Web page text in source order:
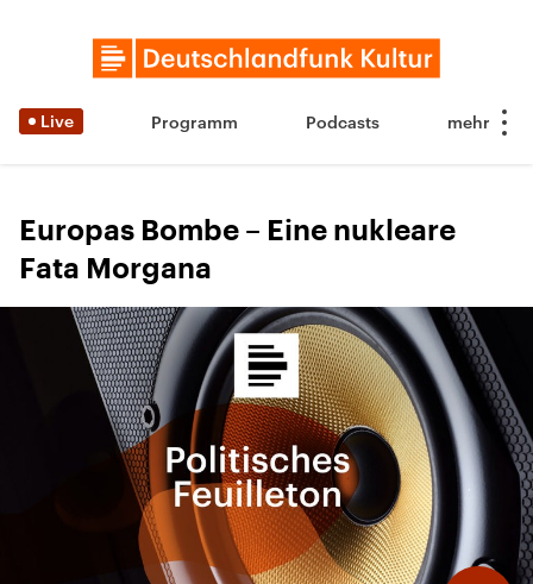
Live Programm Podcasts
Europas Bombe – Eine nukleare
Fata Morgana